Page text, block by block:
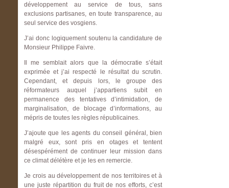
développement au service de tous, sans
exclusions partisanes, en toute transparence, au
seul service des vosgiens.
J’ai donc logiquement soutenu la candidature de
Monsieur Philippe Faivre.
Il me semblait alors que la démocratie s’était
exprimée et j’ai respecté le résultat du scrutin.
Cependant, et depuis lors, le groupe des
réformateurs auquel j’appartiens subit en
permanence des tentatives d’intimidation, de
marginalisation, de blocage d’informations, au
mépris de toutes les règles républicaines.
J’ajoute que les agents du conseil général, bien
malgré eux, sont pris en otages et tentent
désespérément de continuer leur mission dans
ce climat délétère et je les en remercie.
Je crois au développement de nos territoires et à
une juste répartition du fruit de nos efforts, c’est